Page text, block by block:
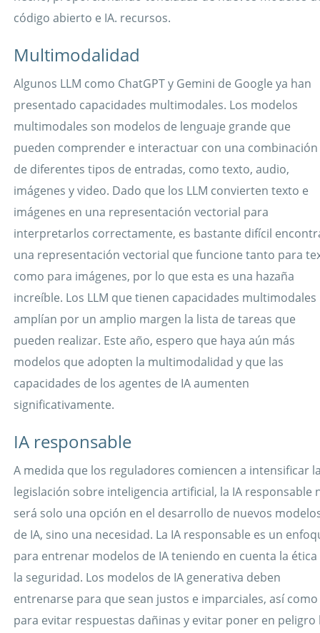
código abierto e IA. recursos.
Multimodalidad
Algunos LLM como ChatGPT y Gemini de Google ya han
presentado capacidades multimodales. Los modelos
multimodales son modelos de lenguaje grande que
pueden comprender e interactuar con una combinación
de diferentes tipos de entradas, como texto, audio,
imágenes y video. Dado que los LLM convierten texto e
imágenes en una representación vectorial para
interpretarlos correctamente, es bastante difícil
una representación vectorial que funcione tanto para
como para imágenes, por lo que esta es una hazaña
increíble. Los LLM que tienen capacidades multimodales
amplían por un amplio margen la lista de tareas que
pueden realizar. Este año, espero que haya aún más
modelos que adopten la multimodalidad y que las
capacidades de los agentes de IA aumenten
significativamente.
IA responsable
A medida que los reguladores comiencen a intensificar
legislación sobre inteligencia artificial, la IA responsable
será solo una opción en el desarrollo de nuevos
de IA, sino una necesidad. La IA responsable es un
para entrenar modelos de IA teniendo en cuenta la ética
la seguridad. Los modelos de IA generativa deben
entrenarse para que sean justos e imparciales, así como
para evitar respuestas dañinas y evitar poner en peligro